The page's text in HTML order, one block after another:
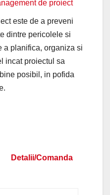
este de a preveni
dintre pericolele si
a planifica, organiza si
incat proiectul sa
posibil, in pofida
Detalii/Comanda